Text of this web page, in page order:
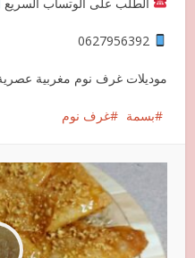
0627956392
موديلات غرف نوم مغربية
بسمة غرف نوم